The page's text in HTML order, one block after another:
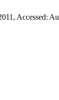
Accessed: